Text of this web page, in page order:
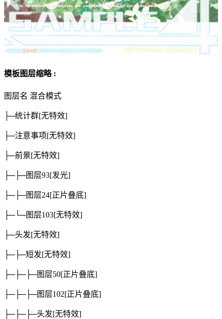
模板图层缩略 :
图层名 混合模式
├─统计群[无特效]
├─注意事项[无特效]
├─前景[无特效]
├─├─图层93[发光]
├─├─图层24[正片叠底]
├─└─图层103[无特效]
├─头发[无特效]
├─├─短发[无特效]
├─├─├─图层50[正片叠底]
├─├─├─图层102[正片叠底]
├─├─├─头发[无特效]